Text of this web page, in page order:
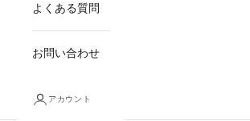
よくある質問
お問い合わせ
アカウント